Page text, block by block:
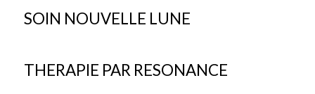
SOIN NOUVELLE LUNE
THERAPIE PAR RESONANCE